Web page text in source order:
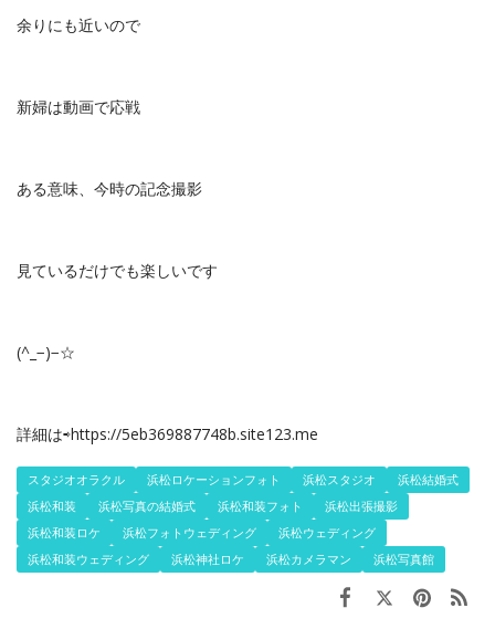
余りにも近いので
新婦は動画で応戦
ある意味、今時の記念撮影
見ているだけでも楽しいです
(^_−)−☆
詳細は⇨https://5eb369887748b.site123.me
スタジオオラクル 浜松ロケーションフォト 浜松スタジオ
浜松結婚式
浜松和装
浜松写真の結婚式 浜松和装フォト
浜松出張撮影
浜松和装ロケ
浜松フォトウェディング
浜松ウェディング
浜松和装ウェディング
浜松神社ロケ 浜松カメラマン 浜松写真館